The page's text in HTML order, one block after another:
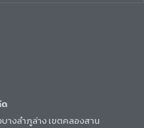
ด
างลำภูล่าง เขตคลองสาน